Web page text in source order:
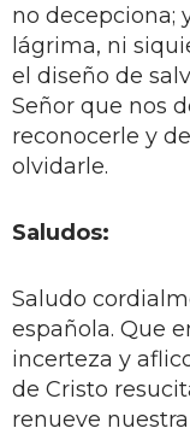
no decepciona;
lágrima, ni
el diseño de
Señor que nos
reconocerle y
olvidarle.
Saludos:
Saludo
española. Que
incerteza y
de Cristo
renueve